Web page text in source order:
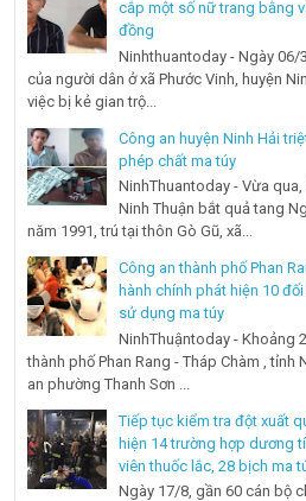
cắp một số nữ trang bằng
đồng
Ninhthuantoday - Ngày
của người dân ở xã Phước Vinh, huyện
việc bị kẻ gian trộ...
Công an huyện Ninh Hải
phép chất ma túy
NinhThuantoday - Vừa
Ninh Thuận bắt quả tang
năm 1991, trú tại thôn Gò Gũ, xã...
Công an thành phố Phan
hành chính phát hiện 10
sử dụng ma túy
NinhThuậntoday - Khoảng
thành phố Phan Rang - Tháp Chàm , tỉnh
an phường Thanh Sơn ...
Tiếp tục kiểm tra đột xuất
hiện 14 trường hợp dương
viên thuốc lắc, 28 bịch ma
Ngày 17/8, gần 60 cán bộ